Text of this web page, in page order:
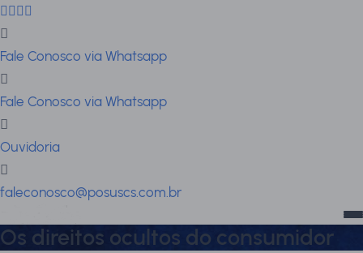
Fale Conosco via Whatsapp
Fale Conosco via Whatsapp
Ouvidoria
faleconosco@posuscs.com.br
Os direitos ocultos do consumidor